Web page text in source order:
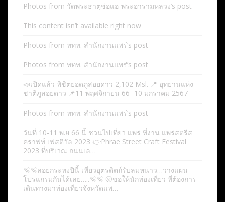
Photos from วัดพระธาตุช่อแฮ พระอารามหลวง’s post
This content isn’t available right now
Photos from ททท. สำนักงานแพร่’s post
Photos from ททท. สำนักงานแพร่’s post
📣เปิดแล้ว พิชิตยอดภูสอยดาว 2,102 Msl. 📍 อุทยานแห่ง
ชาติภูสอยดาว 📌11 พฤศจิกายน 66 -10 มกราคม 2567
Photos from ททท. สำนักงานแพร่’s post
วันที่ 10-11 พ.ย 66 นี้ ชวนไปเที่ยว แพร่ ที่งาน แพร่สตรีส
คราฟท์ เฟสติวัล 2023 👉Phrae Street Craft Festival
2023 ที่บริเวณ ถนนเล…
🫧🫧ลอยกระทงปีนี้ เที่ยวอุตรดิตถ์รับลมหนาว…วางแผน
โปรแกรมกันได้เลย…..🫧🫧 🌝ขอให้นักท่องเที่ยว ที่ต้องการ
เดินทางมาท่องเที่ยวจังหวัดแพ…